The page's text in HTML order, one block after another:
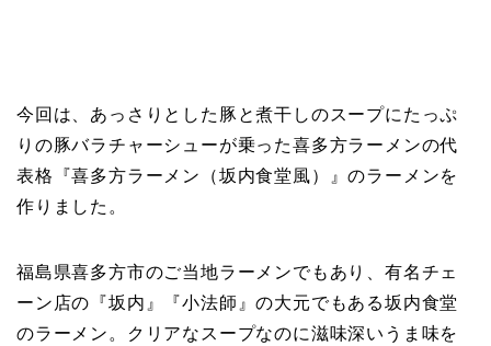
今回は、あっさりとした豚と煮干しのスープにたっぷ
りの豚バラチャーシューが乗った喜多方ラーメンの代
表格『喜多方ラーメン（坂内食堂風）』のラーメンを
作りました。
福島県喜多方市のご当地ラーメンでもあり、有名チェ
ーン店の『坂内』『小法師』の大元でもある坂内食堂
のラーメン。クリアなスープなのに滋味深いうま味を